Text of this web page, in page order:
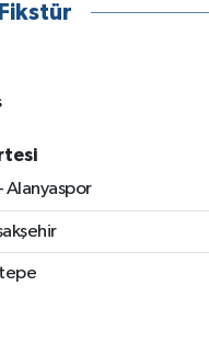
Alanyaspor